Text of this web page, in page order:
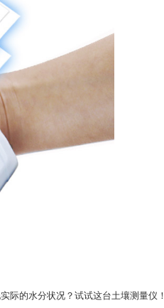
际的水分状况？试试这台土壤测量仪！